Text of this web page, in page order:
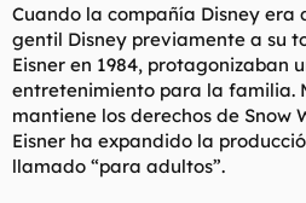
Cuando la compañía Disney
gentil Disney previamente a su
Eisner en 1984, protagonizaban
entretenimiento para la familia.
mantiene los derechos de Snow
Eisner ha expandido la
llamado “para adultos”.